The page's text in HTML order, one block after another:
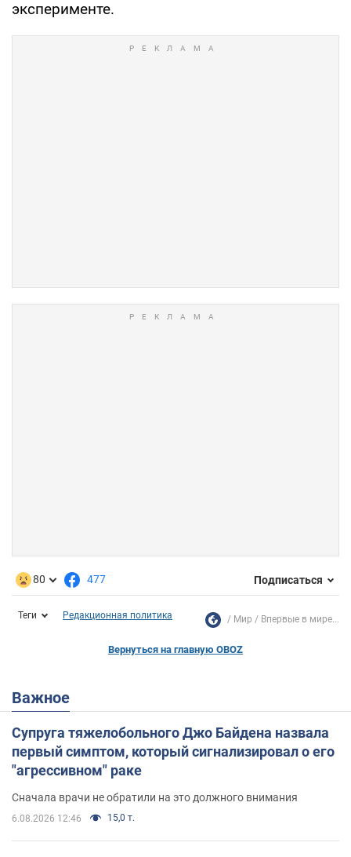
эксперименте.
80 477 Подписаться
Теги Редакционная политика Мир Впервые в мире...
Вернуться на главную OBOZ
Важное
Супруга тяжелобольного Джо Байдена назвала
первый симптом, который сигнализировал о его
"агрессивном" раке
Сначала врачи не обратили на это должного внимания
6.08.2026 12:46 15,0 т.